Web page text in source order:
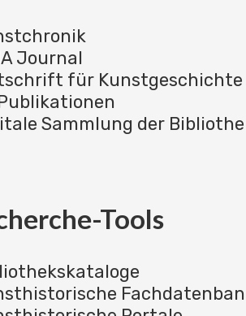
Journal
für Kunstgeschichte
Sammlung der
Tools